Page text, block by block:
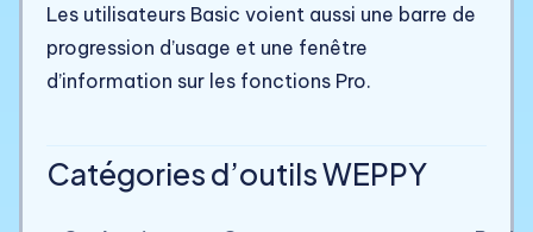
Les utilisateurs Basic voient aussi une barre de
progression d’usage et une fenêtre
d’information sur les fonctions Pro.
Catégories d’outils WEPPY